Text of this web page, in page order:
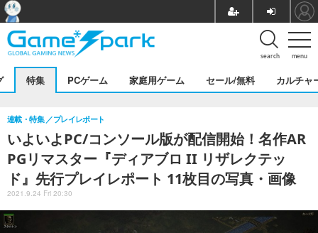
menu
search
特集 PCゲーム 家庭用ゲーム セール/無料 カルチャ
いよいよPC/コンソール版が配信開始！名作AR
PGリマスター『ディアブロ II リザレクテッ
ド』先行プレイレポート 11枚目の写真・画像
連載・特集 プレイレポート
2021.9.24 Fri 20:30